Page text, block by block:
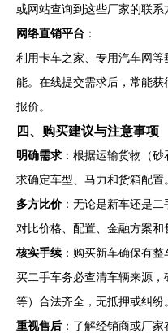
或网站查询到这些厂家的联系
网络直销平台 ：
利用卡车之家、专用汽车网
能。在线提交需求后，常能
报价。
四、购买建议与注意事项
明确需求 ：根据运输货物（
求确定车型、马力和货箱配置。
多方比价：无论是新车还是二
对比价格、配置、金融方案和
核实手续：购买新车确保有整
买二手车务必查清车辆来源
等）合法齐全，无抵押或纠纷。
重视售后 ：了解经销商或厂